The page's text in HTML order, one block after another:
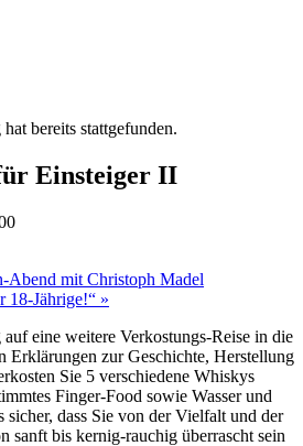
bereits stattgefunden.
Einsteiger II
Abend mit Christoph Madel
18-Jährige!“ »
eine weitere Verkostungs-Reise in die
Erklärungen zur Geschichte, Herstellung
Sie 5 verschiedene Whiskys
Finger-Food sowie Wasser und
dass Sie von der Vielfalt und der
sanft bis kernig-rauchig überrascht sein